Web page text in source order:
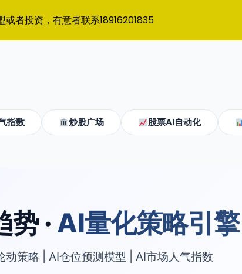
指数 炒股广场 股票AI自动化
· AI量化策略引擎
动策略 | AI仓位预测模型 | AI市场人气指数
或者投资，有意者联系18916201835